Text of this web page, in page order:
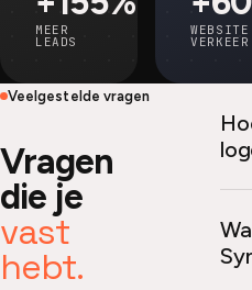
MEER
LEADS
WEBSITE
VERKEER
Veelgestelde vragen
Vragen
die je
vast
hebt.